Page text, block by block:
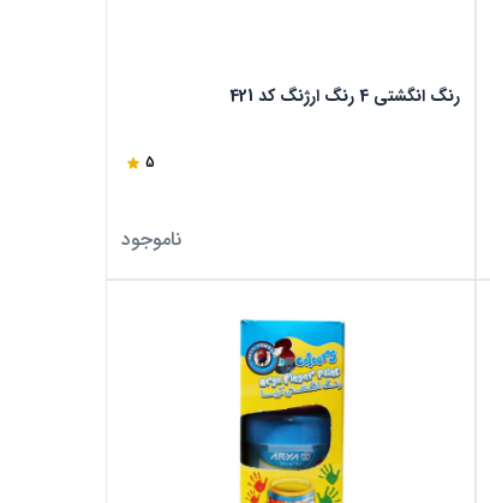
رنگ انگشتی 4 رنگ ارژنگ کد 421
5
ناموجود